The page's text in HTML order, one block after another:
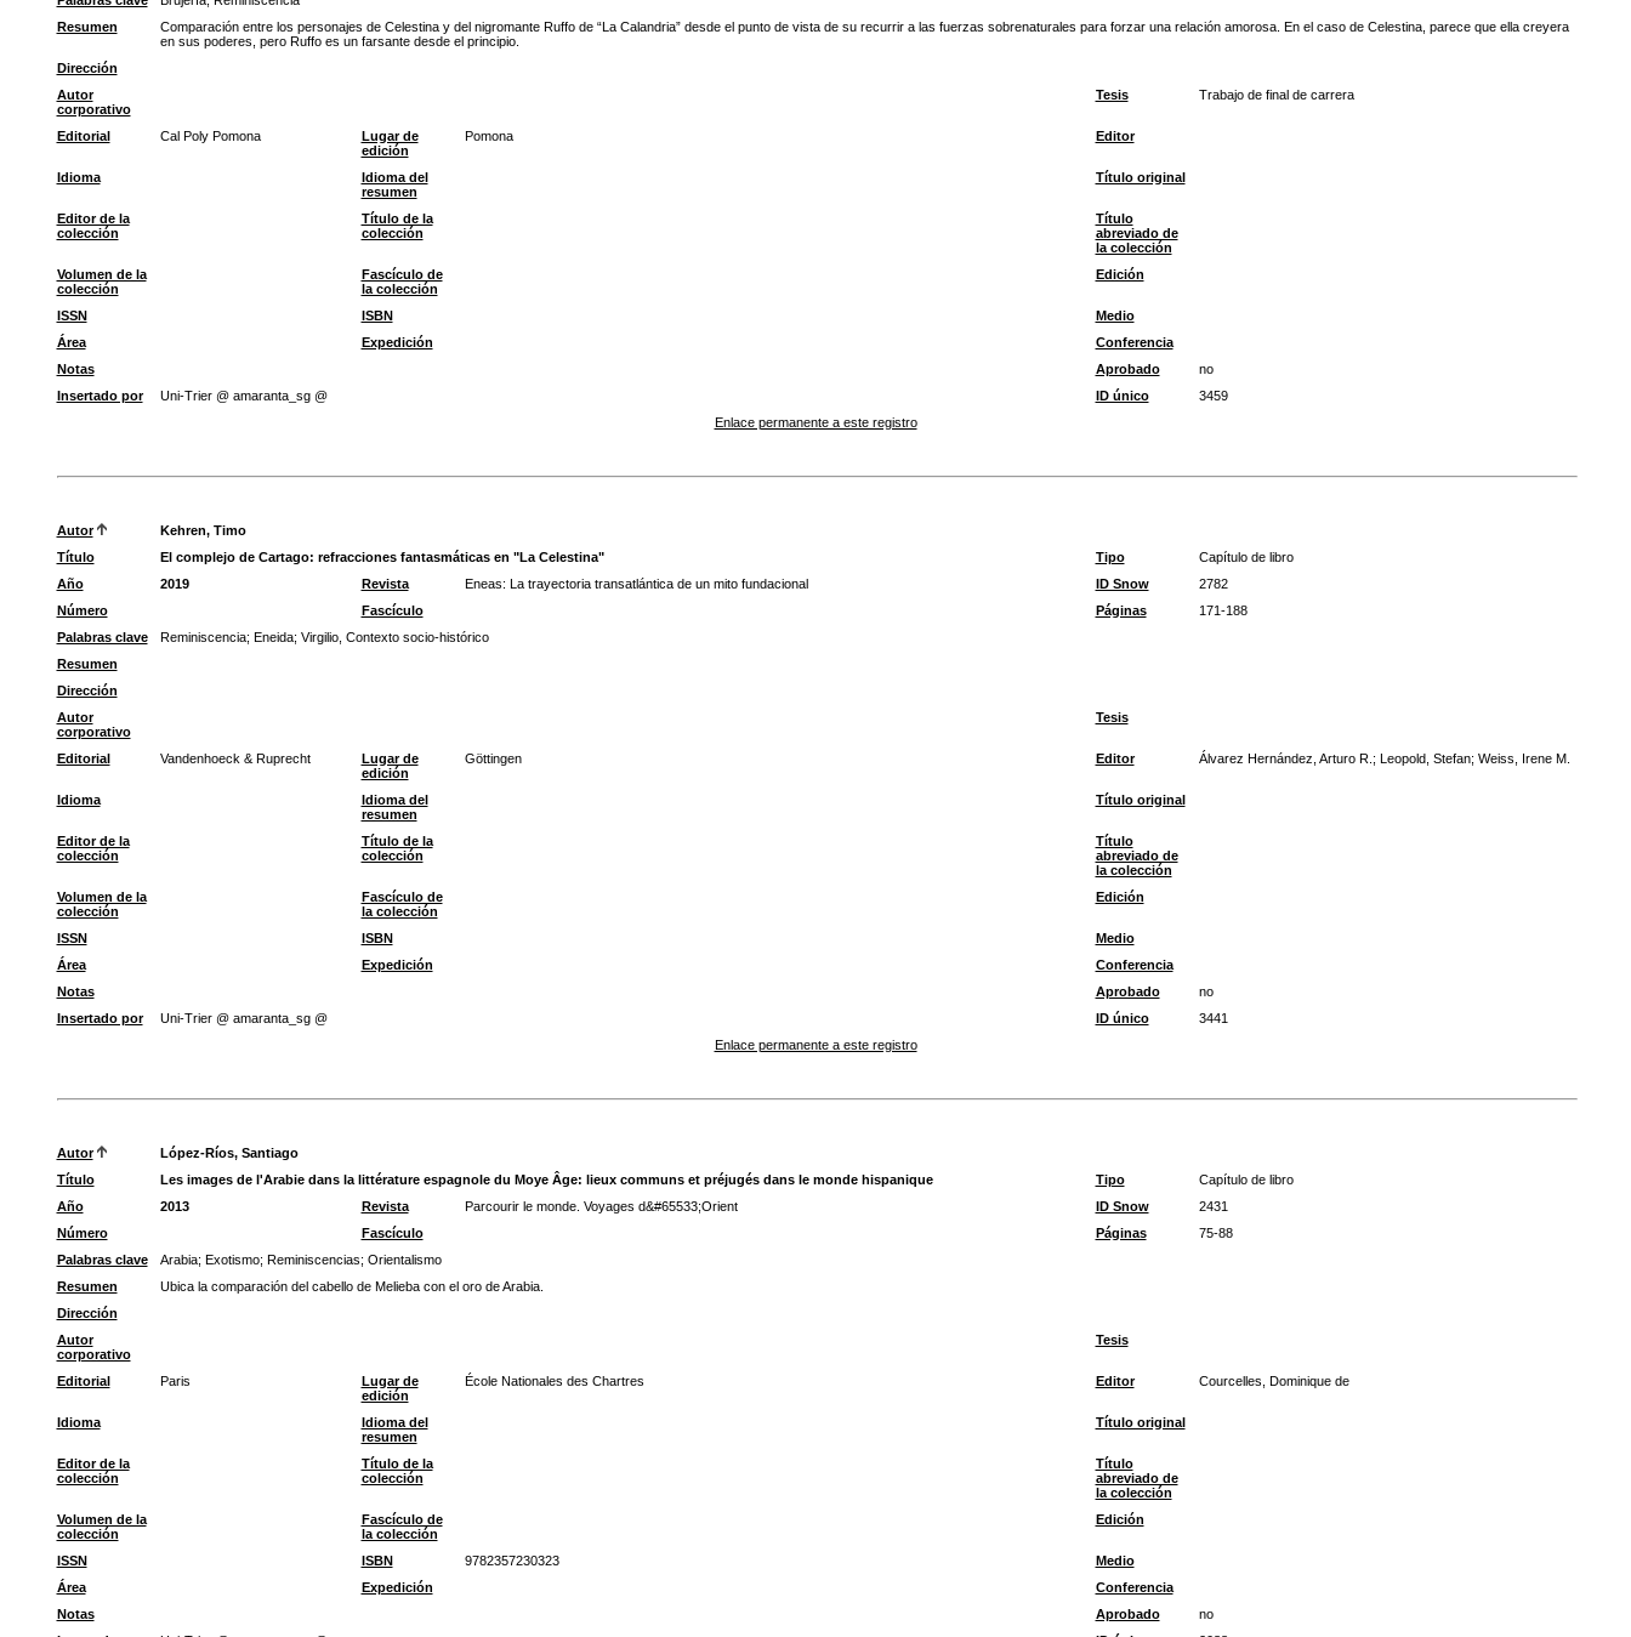
Resumen
Comparación entre los personajes de Celestina y del nigromante Ruffo de “La Calandria” desde el punto de vista de su recurrir a las fuerzas sobrenaturales para forzar una relación amorosa. En el caso de Celestina, parece que ella creyera
en sus poderes, pero Ruffo es un farsante desde el principio.
Dirección
Autor
corporativo
Tesis Trabajo de final de carrera
Editorial Cal Poly Pomona
Lugar de
edición
Pomona Editor
Idioma
Idioma del
resumen
Título original
Editor de la
colección
Título de la
colección
Título
abreviado de
la colección
Volumen de la
colección
Fascículo de
la colección
Edición
ISSN ISBN
Medio
Área
Expedición
Conferencia
Notas
Aprobado
no
Insertado por
Uni-Trier @ amaranta_sg @ ID único
3459
Enlace permanente a este registro
Autor
Kehren, Timo
Título
El complejo de Cartago: refracciones fantasmáticas en "La Celestina" Tipo
Capítulo de libro
Año
2019 Revista Eneas: La trayectoria transatlántica de un mito fundacional ID Snow
2782
Número
Fascículo Páginas
171-188
Palabras clave
Reminiscencia; Eneida; Virgilio, Contexto socio-histórico
Resumen
Dirección
Autor
corporativo
Tesis
Editorial Vandenhoeck & Ruprecht
Lugar de
edición
Göttingen Editor Álvarez Hernández, Arturo R.; Leopold, Stefan; Weiss, Irene M.
Idioma
Idioma del
resumen
Título original
Editor de la
colección
Título de la
colección
Título
abreviado de
la colección
Volumen de la
colección
Fascículo de
la colección
Edición
ISSN ISBN
Medio
Área
Expedición
Conferencia
Notas
Aprobado
no
Insertado por
Uni-Trier @ amaranta_sg @ ID único
3441
Enlace permanente a este registro
Autor
López-Ríos, Santiago
Título
Les images de l'Arabie dans la littérature espagnole du Moye Âge: lieux communs et préjugés dans le monde hispanique Tipo
Capítulo de libro
Año
2013 Revista Parcourir le monde. Voyages d&#65533;Orient ID Snow
2431
Número
Fascículo Páginas
75-88
Palabras clave
Arabia; Exotismo; Reminiscencias; Orientalismo
Resumen
Ubica la comparación del cabello de Melieba con el oro de Arabia.
Dirección
Autor
corporativo
Tesis
Editorial Paris
Lugar de
edición
École Nationales des Chartres Editor Courcelles, Dominique de
Idioma
Idioma del
resumen
Título original
Editor de la
colección
Título de la
colección
Título
abreviado de
la colección
Volumen de la
colección
Fascículo de
la colección
Edición
ISSN ISBN 9782357230323
Medio
Área
Expedición
Conferencia
Notas
Aprobado
no